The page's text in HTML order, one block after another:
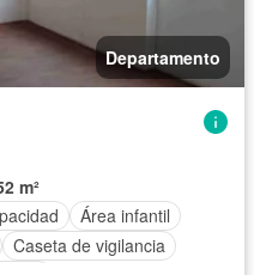
Departamento
m²
Área infantil
Caseta de vigilancia